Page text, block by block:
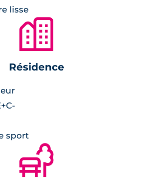
lisse
🏙
Résidence
sport
🌲